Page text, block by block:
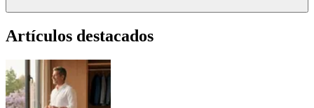
Artículos destacados